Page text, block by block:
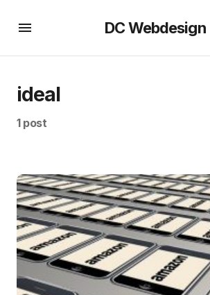
DC Webdesign
ideal
1 post